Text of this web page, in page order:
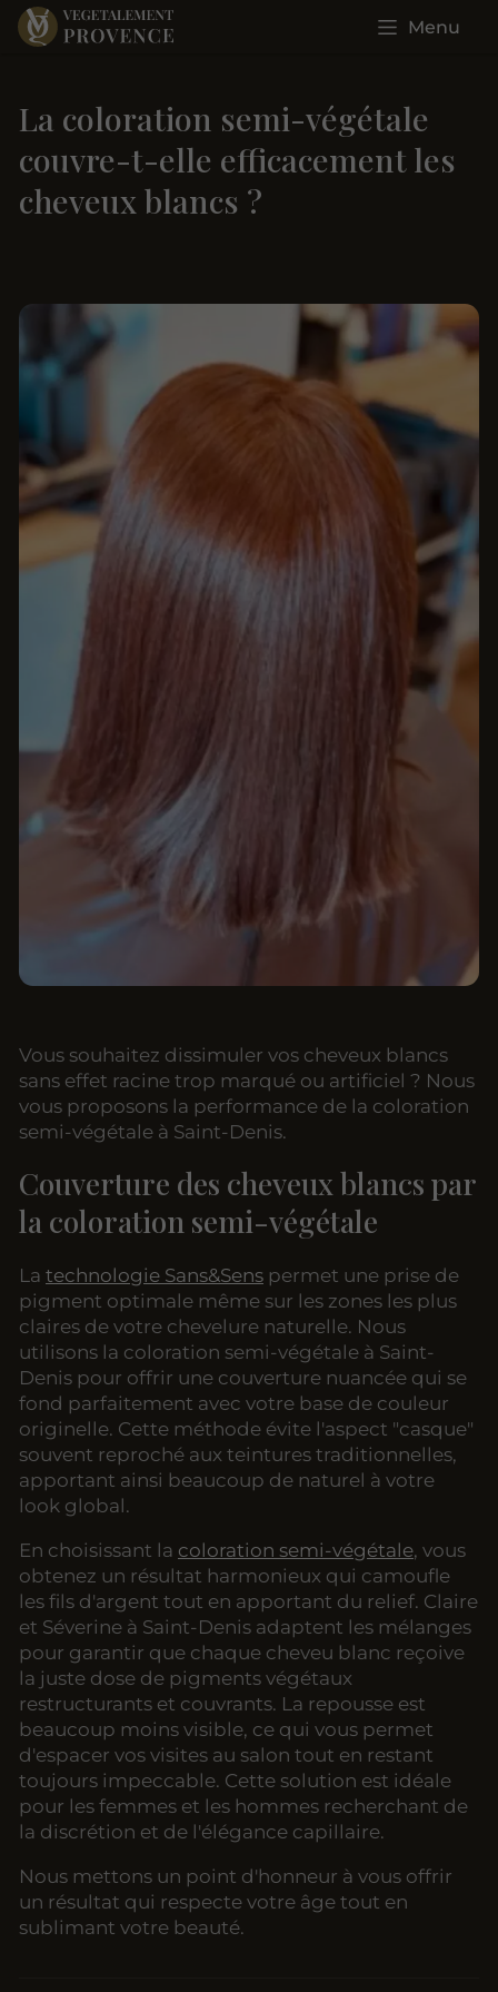
Menu
La coloration semi-végétale
couvre-t-elle efficacement les
cheveux blancs ?
Vous souhaitez dissimuler vos cheveux blancs
sans effet racine trop marqué ou artificiel ? Nous
vous proposons la performance de la coloration
semi-végétale à Saint-Denis.
Couverture des cheveux blancs par
la coloration semi-végétale
La technologie Sans&Sens permet une prise de
pigment optimale même sur les zones les plus
claires de votre chevelure naturelle. Nous
utilisons la coloration semi-végétale à Saint-
Denis pour offrir une couverture nuancée qui se
fond parfaitement avec votre base de couleur
originelle. Cette méthode évite l'aspect "casque"
souvent reproché aux teintures traditionnelles,
apportant ainsi beaucoup de naturel à votre
look global.
En choisissant la coloration semi-végétale, vous
obtenez un résultat harmonieux qui camoufle
les fils d'argent tout en apportant du relief. Claire
et Séverine à Saint-Denis adaptent les mélanges
pour garantir que chaque cheveu blanc reçoive
la juste dose de pigments végétaux
restructurants et couvrants. La repousse est
beaucoup moins visible, ce qui vous permet
d'espacer vos visites au salon tout en restant
toujours impeccable. Cette solution est idéale
pour les femmes et les hommes recherchant de
la discrétion et de l'élégance capillaire.
Nous mettons un point d'honneur à vous offrir
un résultat qui respecte votre âge tout en
sublimant votre beauté.